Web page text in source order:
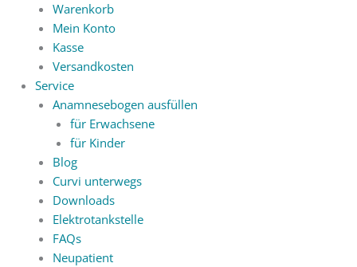
Warenkorb
Mein Konto
Kasse
Versandkosten
Service
Anamnesebogen ausfüllen
für Erwachsene
für Kinder
Blog
Curvi unterwegs
Downloads
Elektrotankstelle
FAQs
Neupatient